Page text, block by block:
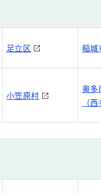
足立区 稲城
小笠原村
奥
（